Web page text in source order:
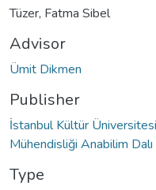
Tüzer, Fatma Sibel
Advisor
Ümit Dikmen
Publisher
İstanbul Kültür
Mühendisliği Anabilim Dalı
Type